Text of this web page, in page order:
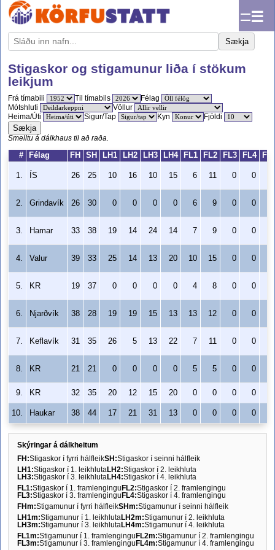
☰
Sækja
Stigaskor og stigamunur liða í stökum
leikjum
Frá tímabili Til tímabils
Félag
Mótshluti
Völlur
Heima/Úti
Sigur/Tap Kyn Fjöldi
Sækja
Smelltu á dálkhaus til að raða.
#
Félag FH SH LH1 LH2 LH3 LH4 FL1 FL2 FL3 FL4
1. ÍS 26 25 10 16 10 15 6 11 0 0
2. Grindavík 26 30 0 0 0 0 6 9 0 0
3. Hamar 33 38 19 14 24 14 7 9 0 0
4. Valur 39 33 25 14 13 20 10 15 0 0
5. KR 19 37 0 0 0 0 4 8 0 0
6. Njarðvík 38 28 19 19 15 13 13 12 0 0
7. Keflavík 31 35 26 5 13 22 7 11 0 0
8. KR 21 21 0 0 0 0 5 5 0 0
9. KR 32 35 20 12 15 20 0 0 0 0
10. Haukar 38 44 17 21 31 13 0 0 0 0
Skýringar á dálkheitum
FH:Stigaskor í fyrri hálfleikSH:Stigaskor í seinni hálfleik
LH1:Stigaskor í 1. leikhlutaLH2:Stigaskor í 2. leikhluta
LH3:Stigaskor í 3. leikhlutaLH4:Stigaskor í 4. leikhluta
FL1:Stigaskor í 1. framlengingu FL2:Stigaskor í 2. framlengingu
FL3:Stigaskor í 3. framlengingu FL4:Stigaskor í 4. framlengingu
FHm:Stigamunur í fyrri hálfleikSHm:Stigamunur í seinni hálfleik
LH1m:Stigamunur í 1. leikhlutaLH2m:Stigamunur í 2. leikhluta
LH3m:Stigamunur í 3. leikhlutaLH4m:Stigamunur í 4. leikhluta
FL1m:Stigamunur í 1. framlengingu FL2m:Stigamunur í 2. framlengingu
FL3m:Stigamunur í 3. framlengingu FL4m:Stigamunur í 4. framlengingu